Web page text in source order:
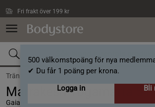
Fri frakt över 199 kr
500 välkomstpoäng för nya
✔ Du får 1 poäng per krona.
Logga in
Bli
Träning / Yoga & meditation / Yogamatta
Marrakesh Yogamatta 5
Gaiam